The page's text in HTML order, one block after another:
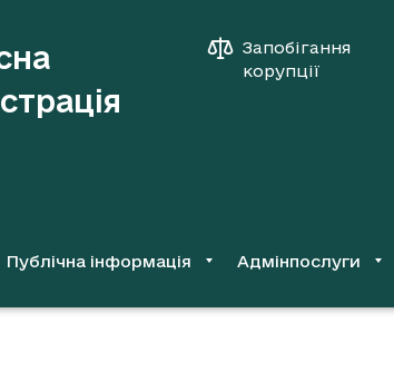
Запобігання
корупції
Публічна інформація Адмінпослуги